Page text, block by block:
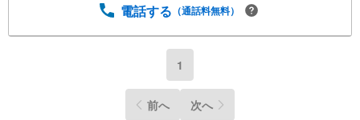
海岸風・アメリカンスタイルなど、多様なお客さまの理想
装やシロアリ予防、小規模・大規模な修繕、台風や大雨に
よる火災保険を活用したリフォームにも迅速対応が可能で
す。 物件のご購入から資金計画、おしゃれでこだわりのリ
ノベーション、火災保険まで、ワンストップでご提供いた
します。 ご購入後のお客さまを、全力でサポートさせてい
電話する （通話料無料）
1
前へ 次へ